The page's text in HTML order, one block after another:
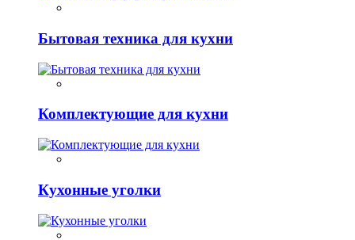
Бытовая техника для кухни
Комплектующие для кухни
Кухонные уголки